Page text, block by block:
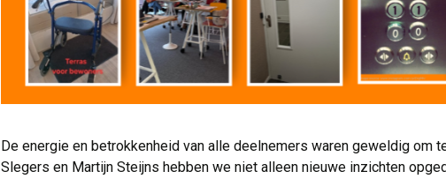
De energie en betrokkenheid van alle deelnemers waren geweldig om
Slegers en Martijn Steijns hebben we niet alleen nieuwe inzichten